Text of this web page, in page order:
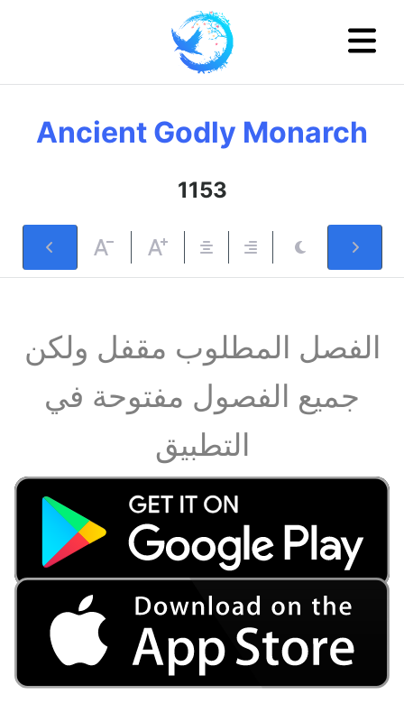
Ancient Godly Monarch
1153
الفصل المطلوب مقفل ولكن
جميع الفصول مفتوحة في
التطبيق